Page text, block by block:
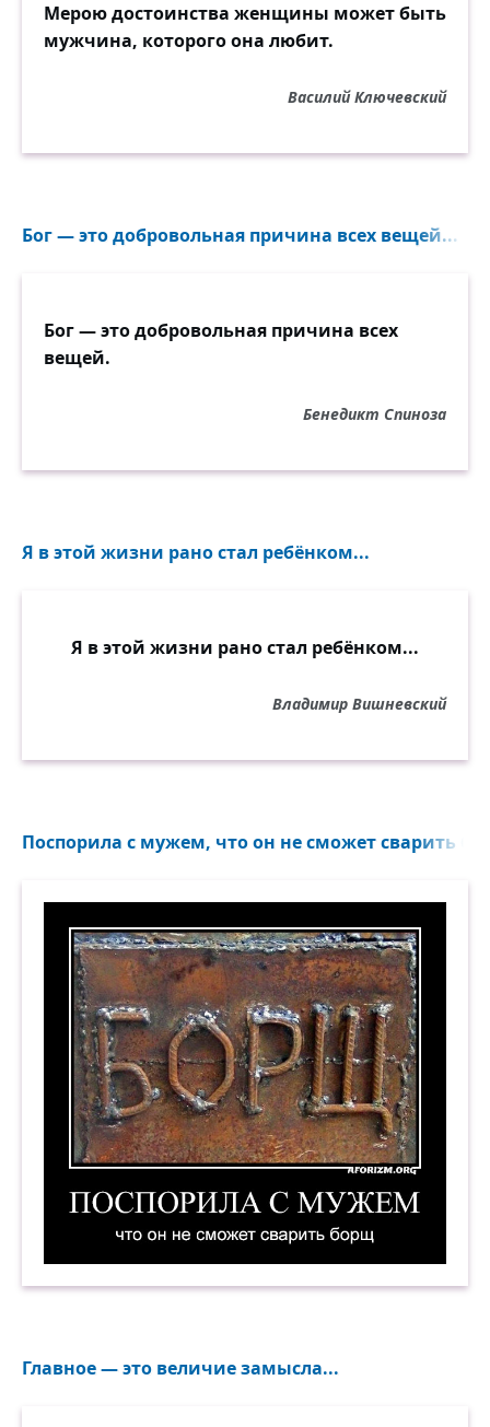
Мерою достоинства женщины может быть
мужчина, которого она любит.
Василий Ключевский
Бог — это добровольная причина всех вещей...
Бог — это добровольная причина всех
вещей.
Бенедикт Спиноза
Я в этой жизни рано стал ребёнком...
Я в этой жизни рано стал ребёнком...
Владимир Вишневский
Поспорила с мужем, что он не сможет сварить
Главное — это величие замысла...